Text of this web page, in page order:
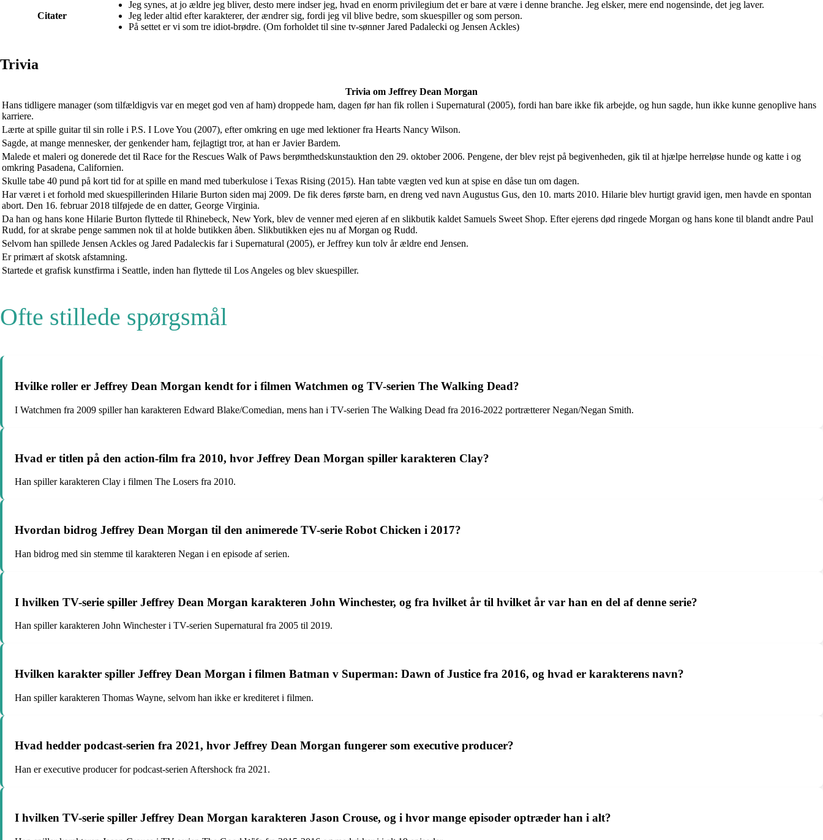
Citater
Jeg synes, at jo ældre jeg bliver, desto mere indser jeg, hvad en enorm privilegium det er bare at være i denne branche. Jeg elsker, mere end nogensinde, det jeg laver.
Jeg leder altid efter karakterer, der ændrer sig, fordi jeg vil blive bedre, som skuespiller og som person.
På settet er vi som tre idiot-brødre. (Om forholdet til sine tv-sønner Jared Padalecki og Jensen Ackles)
Trivia
Trivia om Jeffrey Dean Morgan
Hans tidligere manager (som tilfældigvis var en meget god ven af ham) droppede ham, dagen før han fik rollen i Supernatural (2005), fordi han bare ikke fik arbejde, og hun sagde, hun ikke kunne genoplive hans
karriere.
Lærte at spille guitar til sin rolle i P.S. I Love You (2007), efter omkring en uge med lektioner fra Hearts Nancy Wilson.
Sagde, at mange mennesker, der genkender ham, fejlagtigt tror, at han er Javier Bardem.
Malede et maleri og donerede det til Race for the Rescues Walk of Paws berømthedskunstauktion den 29. oktober 2006. Pengene, der blev rejst på begivenheden, gik til at hjælpe herreløse hunde og katte i og
omkring Pasadena, Californien.
Skulle tabe 40 pund på kort tid for at spille en mand med tuberkulose i Texas Rising (2015). Han tabte vægten ved kun at spise en dåse tun om dagen.
Har været i et forhold med skuespillerinden Hilarie Burton siden maj 2009. De fik deres første barn, en dreng ved navn Augustus Gus, den 10. marts 2010. Hilarie blev hurtigt gravid igen, men havde en spontan
abort. Den 16. februar 2018 tilføjede de en datter, George Virginia.
Da han og hans kone Hilarie Burton flyttede til Rhinebeck, New York, blev de venner med ejeren af en slikbutik kaldet Samuels Sweet Shop. Efter ejerens død ringede Morgan og hans kone til blandt andre Paul
Rudd, for at skrabe penge sammen nok til at holde butikken åben. Slikbutikken ejes nu af Morgan og Rudd.
Selvom han spillede Jensen Ackles og Jared Padaleckis far i Supernatural (2005), er Jeffrey kun tolv år ældre end Jensen.
Er primært af skotsk afstamning.
Startede et grafisk kunstfirma i Seattle, inden han flyttede til Los Angeles og blev skuespiller.
Ofte stillede spørgsmål
Hvilke roller er Jeffrey Dean Morgan kendt for i filmen Watchmen og TV-serien The Walking Dead?
I Watchmen fra 2009 spiller han karakteren Edward Blake/Comedian, mens han i TV-serien The Walking Dead fra 2016-2022 portrætterer Negan/Negan Smith.
Hvad er titlen på den action-film fra 2010, hvor Jeffrey Dean Morgan spiller karakteren Clay?
Han spiller karakteren Clay i filmen The Losers fra 2010.
Hvordan bidrog Jeffrey Dean Morgan til den animerede TV-serie Robot Chicken i 2017?
Han bidrog med sin stemme til karakteren Negan i en episode af serien.
I hvilken TV-serie spiller Jeffrey Dean Morgan karakteren John Winchester, og fra hvilket år til hvilket år var han en del af denne serie?
Han spiller karakteren John Winchester i TV-serien Supernatural fra 2005 til 2019.
Hvilken karakter spiller Jeffrey Dean Morgan i filmen Batman v Superman: Dawn of Justice fra 2016, og hvad er karakterens navn?
Han spiller karakteren Thomas Wayne, selvom han ikke er krediteret i filmen.
Hvad hedder podcast-serien fra 2021, hvor Jeffrey Dean Morgan fungerer som executive producer?
Han er executive producer for podcast-serien Aftershock fra 2021.
I hvilken TV-serie spiller Jeffrey Dean Morgan karakteren Jason Crouse, og i hvor mange episoder optræder han i alt?